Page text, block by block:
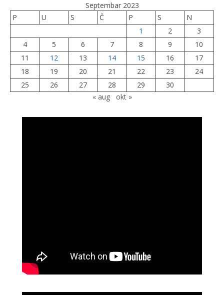
Septembar 2023
P
U S Č P S
N
1
2
3
4
5 6 7 8 9
10
11
12 13 14 15 16
17
18
19 20 21 22 23
24
25
26 27 28 29
30
« aug
okt »